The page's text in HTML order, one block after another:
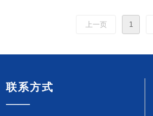
上一页 1
联系方式
——